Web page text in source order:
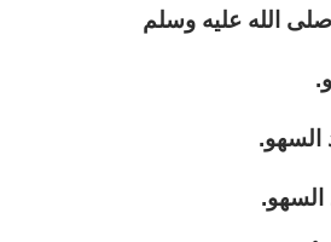
الله عليه وسلم
السهو.